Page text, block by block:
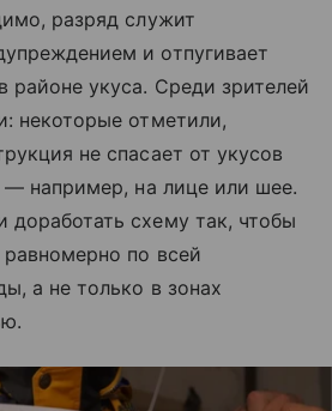
разряд служит
и отпугивает
районе укуса. Среди зрителей
некоторые отметили,
не спасает от укусов
— например, на лице или шее.
доработать схему так, чтобы
по всей
а не только в зонах